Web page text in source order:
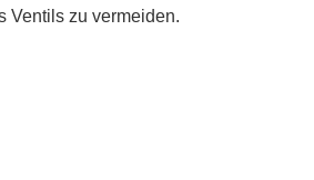
Ventils zu vermeiden.